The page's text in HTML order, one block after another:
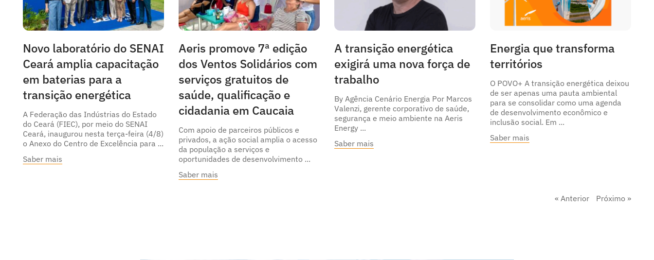
Novo laboratório do SENAI
Ceará amplia capacitação
em baterias para a
transição energética
A Federação das Indústrias do Estado
do Ceará (FIEC), por meio do SENAI
Ceará, inaugurou nesta terça-feira (4/8)
o Anexo do Centro de Excelência para
Saber mais
Aeris promove 7ª edição
dos Ventos Solidários com
serviços gratuitos de
saúde, qualificação e
cidadania em Caucaia
Com apoio de parceiros públicos e
privados, a ação social amplia o acesso
da população a serviços e
oportunidades de desenvolvimento
Saber mais
A transição energética
exigirá uma nova força de
trabalho
By Agência Cenário Energia Por Marcos
Valenzi, gerente corporativo de saúde,
segurança e meio ambiente na Aeris
Energy
Saber mais
Energia que transforma
territórios
O POVO+ A transição energética deixou
de ser apenas uma pauta ambiental
para se consolidar como uma agenda
de desenvolvimento econômico e
inclusão social. Em
Saber mais
« Anterior Próximo »